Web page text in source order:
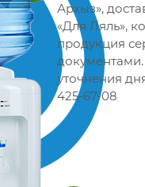
Архыз»,
«Для Ляль»,
продукция
уточнения
425-67-08